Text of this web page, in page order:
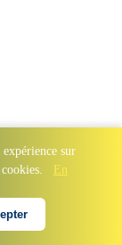
sur
En